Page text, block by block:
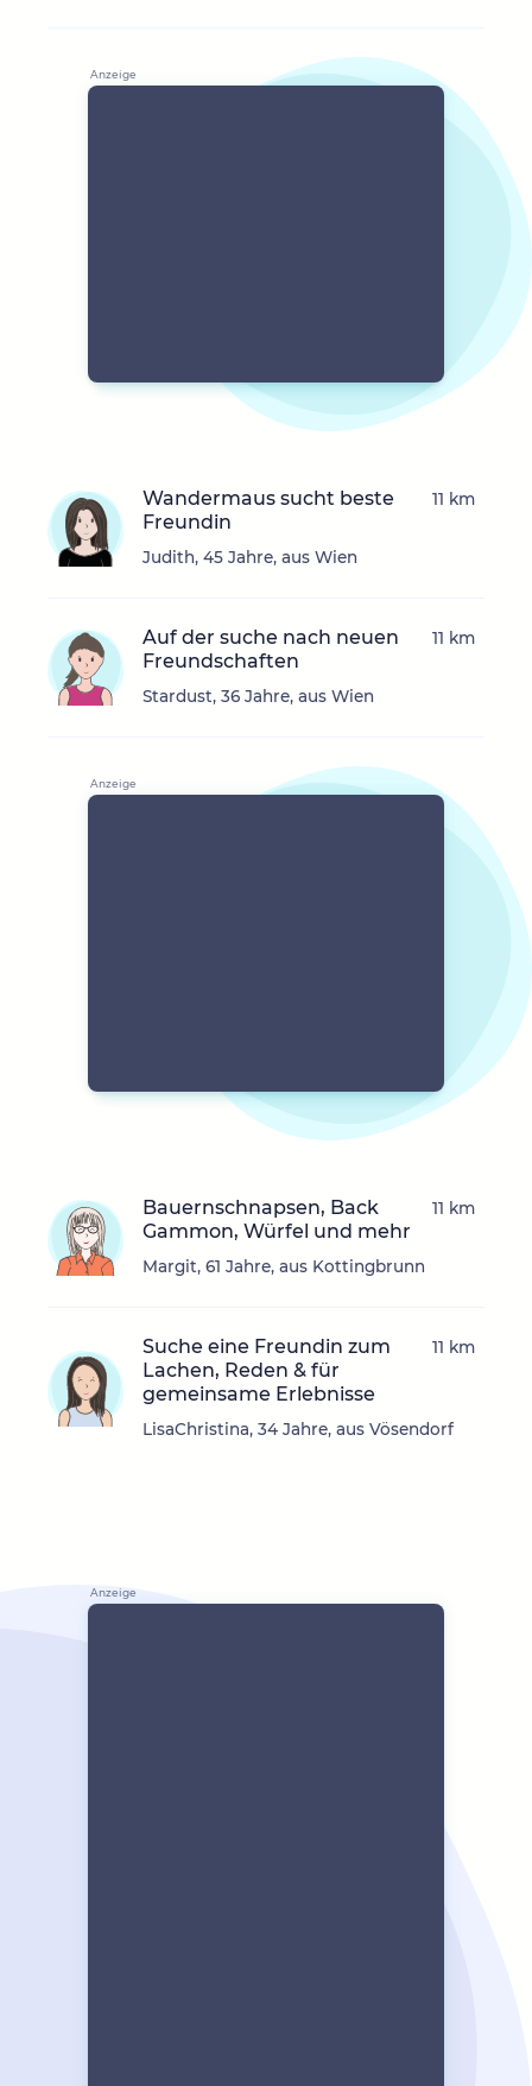
Wandermaus sucht beste
Freundin
Judith, 45 Jahre, aus Wien
11 km
Auf der suche nach neuen
Freundschaften
Stardust, 36 Jahre, aus Wien
11 km
Bauernschnapsen, Back
Gammon, Würfel und mehr
Margit, 61 Jahre, aus Kottingbrunn
11 km
Suche eine Freundin zum
Lachen, Reden & für
gemeinsame Erlebnisse
LisaChristina, 34 Jahre, aus Vösendorf
11 km